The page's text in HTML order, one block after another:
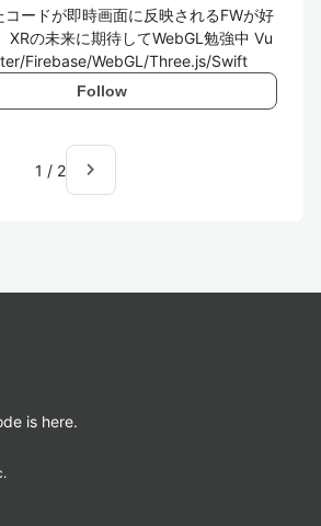
コードが即時画面に反映されるFWが好
XRの未来に期待してWebGL勉強中 Vu
Firebase/WebGL/Three.js/Swift
Follow
1 / 2 navigate_next
is here.